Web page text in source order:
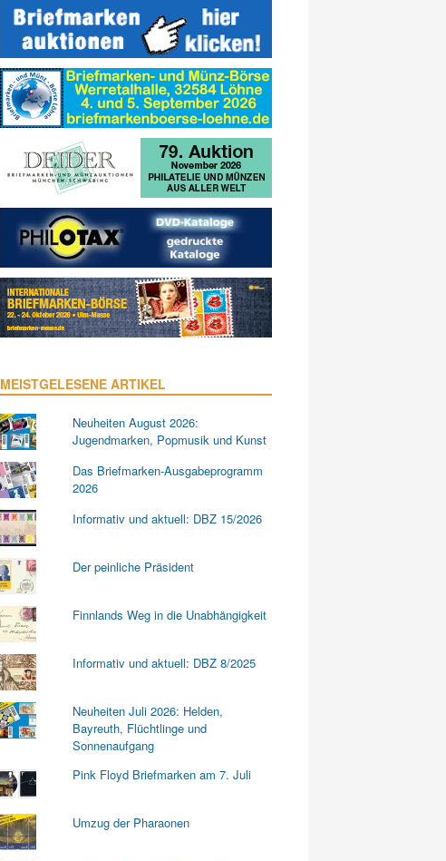
MEISTGELESENE ARTIKEL
Neuheiten August 2026:
Jugendmarken, Popmusik und Kunst
Das Briefmarken-Ausgabeprogramm
2026
Informativ und aktuell: DBZ 15/2026
Der peinliche Präsident
Finnlands Weg in die Unabhängigkeit
Informativ und aktuell: DBZ 8/2025
Neuheiten Juli 2026: Helden,
Bayreuth, Flüchtlinge und
Sonnenaufgang
Pink Floyd Briefmarken am 7. Juli
Umzug der Pharaonen